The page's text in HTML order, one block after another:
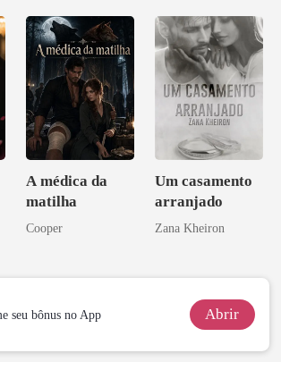
da Híbrida
A médica da
matilha
Cooper
Um casamento
arranjado
Zana Kheiron
seu bônus no App Abrir